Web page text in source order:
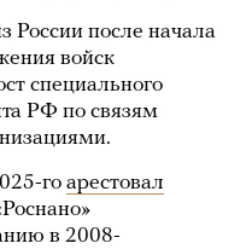
России после начала
войск
специального
РФ по связям
го арестовал
в 2008-